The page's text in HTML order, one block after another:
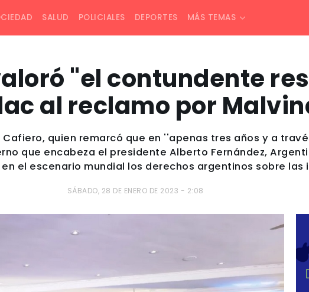
SALUD POLICIALES DEPORTES MÁS TEMAS
"el contundente
al reclamo por
quien remarcó que en ''apenas tres años y a
que encabeza el presidente Alberto Fernández,
el escenario mundial los derechos argentinos sobre las
SÁBADO, 28 DE ENERO DE 2023 - 2:08